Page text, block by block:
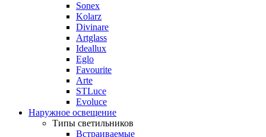
Sonex
Kolarz
Divinare
Artglass
Ideallux
Eglo
Favourite
Arte
STLuce
Evoluce
Наружное освещение
Типы светильников
Встраиваемые